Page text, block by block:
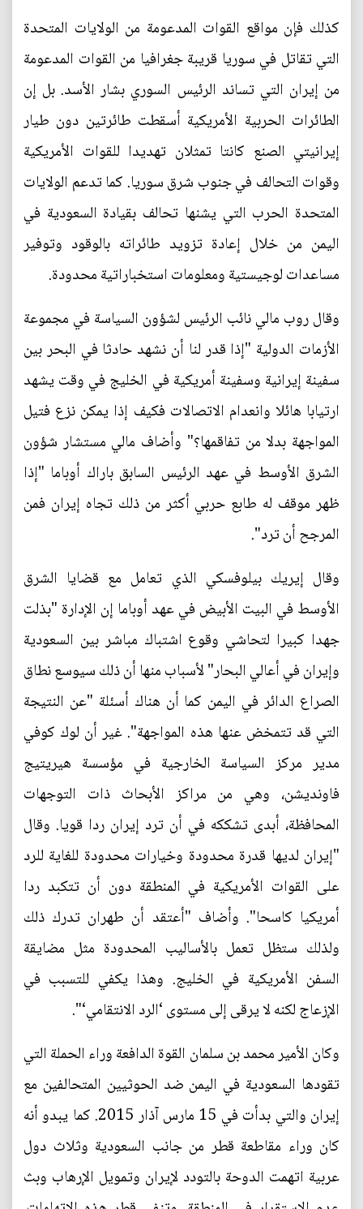
كذلك فإن مواقع القوات المدعومة من الولايات المتحدة
التي تقاتل في سوريا قريبة جغرافيا من القوات المدعومة
من إيران التي تساند الرئيس السوري بشار الأسد. بل إن
الطائرات الحربية الأمريكية أسقطت طائرتين دون طيار
إيرانيتي الصنع كانتا تمثلان تهديدا للقوات الأمريكية
وقوات التحالف في جنوب شرق سوريا. كما تدعم الولايات
المتحدة الحرب التي يشنها تحالف بقيادة السعودية في
اليمن من خلال إعادة تزويد طائراته بالوقود وتوفير
مساعدات لوجيستية ومعلومات استخباراتية محدودة.
وقال روب مالي نائب الرئيس لشؤون السياسة في مجموعة
الأزمات الدولية "إذا قدر لنا أن نشهد حادثا في البحر بين
سفينة إيرانية وسفينة أمريكية في الخليج في وقت يشهد
ارتيابا هائلا وانعدام الاتصالات فكيف إذا يمكن نزع فتيل
المواجهة بدلا من تفاقمها؟" وأضاف مالي مستشار شؤون
الشرق الأوسط في عهد الرئيس السابق باراك أوباما "إذا
ظهر موقف له طابع حربي أكثر من ذلك تجاه إيران فمن
المرجح أن ترد".
وقال إيريك بيلوفسكي الذي تعامل مع قضايا الشرق
الأوسط في البيت الأبيض في عهد أوباما إن الإدارة "بذلت
جهدا كبيرا لتحاشي وقوع اشتباك مباشر بين السعودية
وإيران في أعالي البحار" لأسباب منها أن ذلك سيوسع نطاق
الصراع الدائر في اليمن كما أن هناك أسئلة "عن النتيجة
التي قد تتمخض عنها هذه المواجهة". غير أن لوك كوفي
مدير مركز السياسة الخارجية في مؤسسة هيريتيج
فاونديشن، وهي من مراكز الأبحاث ذات التوجهات
المحافظة، أبدى تشككه في أن ترد إيران ردا قويا. وقال
"إيران لديها قدرة محدودة وخيارات محدودة للغاية للرد
على القوات الأمريكية في المنطقة دون أن تتكبد ردا
أمريكيا كاسحا". وأضاف "أعتقد أن طهران تدرك ذلك
ولذلك ستظل تعمل بالأساليب المحدودة مثل مضايقة
السفن الأمريكية في الخليج. وهذا يكفي للتسبب في
الإزعاج لكنه لا يرقى إلى مستوى ‘الرد الانتقامي‘".
وكان الأمير محمد بن سلمان القوة الدافعة وراء الحملة التي
تقودها السعودية في اليمن ضد الحوثيين المتحالفين مع
إيران والتي بدأت في 15 مارس آذار 2015. كما يبدو أنه
كان وراء مقاطعة قطر من جانب السعودية وثلاث دول
عربية اتهمت الدوحة بالتودد لإيران وتمويل الإرهاب وبث